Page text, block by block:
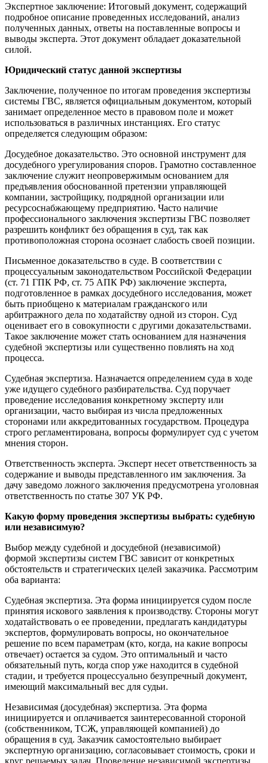
Экспертное заключение: Итоговый документ, содержащий
подробное описание проведенных исследований, анализ
полученных данных, ответы на поставленные вопросы и
выводы эксперта. Этот документ обладает доказательной
силой.
Юридический статус данной экспертизы
Заключение, полученное по итогам проведения экспертизы
системы ГВС, является официальным документом, который
занимает определенное место в правовом поле и может
использоваться в различных инстанциях. Его статус
определяется следующим образом:
Досудебное доказательство. Это основной инструмент для
досудебного урегулирования споров. Грамотно составленное
заключение служит неопровержимым основанием для
предъявления обоснованной претензии управляющей
компании, застройщику, подрядной организации или
ресурсоснабжающему предприятию. Часто наличие
профессионального заключения экспертизы ГВС позволяет
разрешить конфликт без обращения в суд, так как
противоположная сторона осознает слабость своей позиции.
Письменное доказательство в суде. В соответствии с
процессуальным законодательством Российской Федерации
(ст. 71 ГПК РФ, ст. 75 АПК РФ) заключение эксперта,
подготовленное в рамках досудебного исследования, может
быть приобщено к материалам гражданского или
арбитражного дела по ходатайству одной из сторон. Суд
оценивает его в совокупности с другими доказательствами.
Такое заключение может стать основанием для назначения
судебной экспертизы или существенно повлиять на ход
процесса.
Судебная экспертиза. Назначается определением суда в ходе
уже идущего судебного разбирательства. Суд поручает
проведение исследования конкретному эксперту или
организации, часто выбирая из числа предложенных
сторонами или аккредитованных государством. Процедура
строго регламентирована, вопросы формулирует суд с учетом
мнения сторон.
Ответственность эксперта. Эксперт несет ответственность за
содержание и выводы представленного им заключения. За
дачу заведомо ложного заключения предусмотрена уголовная
ответственность по статье 307 УК РФ.
Какую форму проведения экспертизы выбрать: судебную
или независимую?
Выбор между судебной и досудебной (независимой)
формой экспертизы систем ГВС зависит от конкретных
обстоятельств и стратегических целей заказчика. Рассмотрим
оба варианта:
Судебная экспертиза. Эта форма инициируется судом после
принятия искового заявления к производству. Стороны могут
ходатайствовать о ее проведении, предлагать кандидатуры
экспертов, формулировать вопросы, но окончательное
решение по всем параметрам (кто, когда, на какие вопросы
отвечает) остается за судом. Это оптимальный и часто
обязательный путь, когда спор уже находится в судебной
стадии, и требуется процессуально безупречный документ,
имеющий максимальный вес для судьи.
Независимая (досудебная) экспертиза. Эта форма
инициируется и оплачивается заинтересованной стороной
(собственником, ТСЖ, управляющей компанией) до
обращения в суд. Заказчик самостоятельно выбирает
экспертную организацию, согласовывает стоимость, сроки и
круг решаемых задач. Проведение независимой экспертизы